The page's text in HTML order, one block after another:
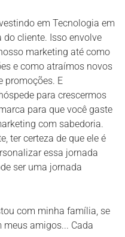
em Tecnologia em
cliente. Isso envolve
marketing até como
e como atraímos novos
promoções. E
para crescermos
para que você gaste
com sabedoria.
ter certeza de que ele é
essa jornada
ser uma jornada
com minha família, se
amigos... Cada